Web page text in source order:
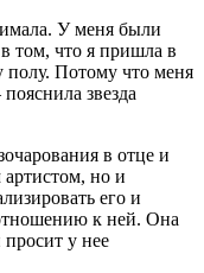
У меня были
том, что я пришла в
полу. Потому что меня
звезда
в отце и
но и
его и
к ней. Она
просит у нее